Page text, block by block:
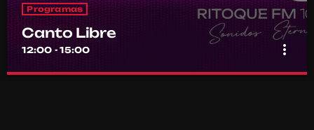
Programas
Canto Libre
12:00 - 15:00 more_vert